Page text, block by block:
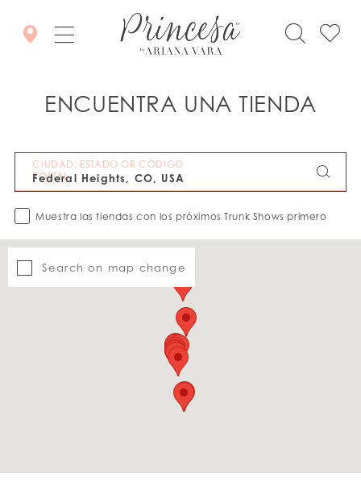
LISTA DE DESEOS
ENCUENTRA UNA TIENDA
CIUDAD, ESTADO OR CÓDIGO
POSTAL
Muestra las tiendas con los próximos Trunk Shows primero
Search on map change